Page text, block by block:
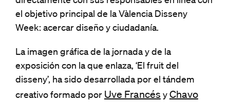
el objetivo principal de la Vàlencia Disseny
Week: acercar diseño y ciudadanía.
La imagen gráfica de la jornada y de la
exposición con la que enlaza, ‘El fruit del
disseny’, ha sido desarrollada por el tándem
creativo formado por Uve Francés y Chavo